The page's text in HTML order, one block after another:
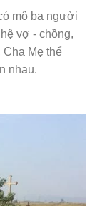
mộ ba người
vợ - chồng,
Mẹ thể
nhau.